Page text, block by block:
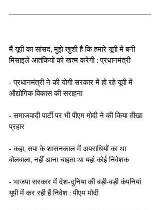
मैं यूपी का सांसद, मुझे खुशी है कि हमारे यूपी में बनी
मिसाइलें आतंकियों को खत्म करेंगी : प्रधानमंत्री
- प्रधानमंत्री ने की योगी सरकार में हो रहे यूपी में
औद्योगिक विकास की सराहना
- समाजवादी पार्टी पर भी पीएम मोदी ने की किया तीखा
प्रहार
- कहा, सपा के शासनकाल में अपराधियों का था
बोलबाला, नहीं आना चाहता था यहां कोई निवेशक
- भाजपा सरकार में देश-दुनिया की बड़ी-बड़ी कंपनियां
यूपी में कर रही हैं निवेश : पीएम मोदी